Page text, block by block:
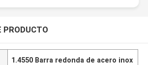
PRODUCTO
1.4550 Barra redonda de acero inox